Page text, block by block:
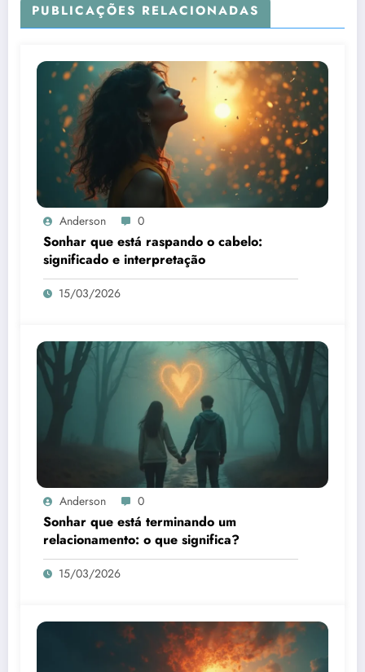
PUBLICAÇÕES RELACIONADAS
Anderson 0
Sonhar que está raspando o cabelo:
significado e interpretação
15/03/2026
Anderson 0
Sonhar que está terminando um
relacionamento: o que significa?
15/03/2026